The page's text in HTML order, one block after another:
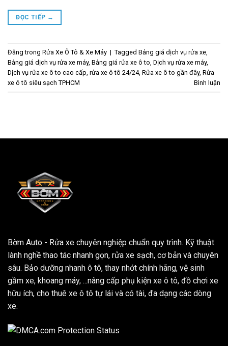
ĐỌC TIẾP →
Đăng trong Rửa Xe Ô Tô & Xe Máy | Tagged Bảng giá dịch vụ rửa xe
Bảng giá dịch vụ rửa xe máy, Bảng giá rửa xe ô to Dịch vụ rửa xe máy,
Dịch vụ rửa xe ô to cao cấp rửa xe ô tô 24/24, Rửa xe ô to gần đây, Rửa
xe ô tô siêu sạch TPHCM
Bình luận
Bờm Auto - Rửa xe chuyên nghiệp chuẩn quy trình. Kỹ thuật
lành nghề thao tác nhanh gọn, rửa xe sạch, cơ bản và chuyên
sâu. Bảo dưỡng nhanh ô tô, thay nhớt chính hãng, vệ sinh
gầm xe, khoang máy, ...nâng cấp phụ kiện xe ô tô, đồ chơi xe
hữu ích, cho thuê xe ô tô tự lái và có tài, đa dạng các dòng
xe.